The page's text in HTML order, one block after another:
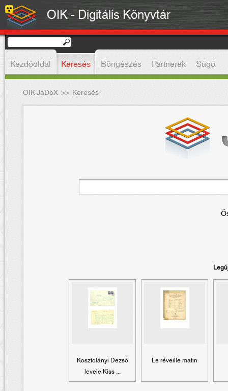
OIK - Digitális Könyvtár
Kezdőoldal Keresés Böngészés Partnerek Súgó
OIK JaDoX >> Keresés
Kosztolányi Dezső
levele Kiss ...
Le réveille matin